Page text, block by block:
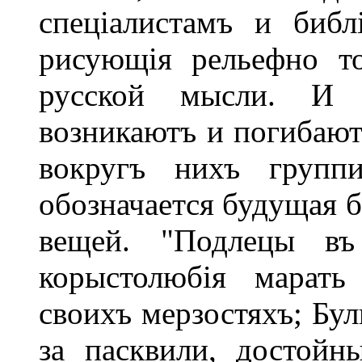
спеціалистамъ и
рисующія рельефно
русской мысли. И
возникаютъ и
вокругъ нихъ
обозначается будущая
вещей. "Подлецы
корыстолюбія
своихъ мерзостяхъ;
за пасквили,